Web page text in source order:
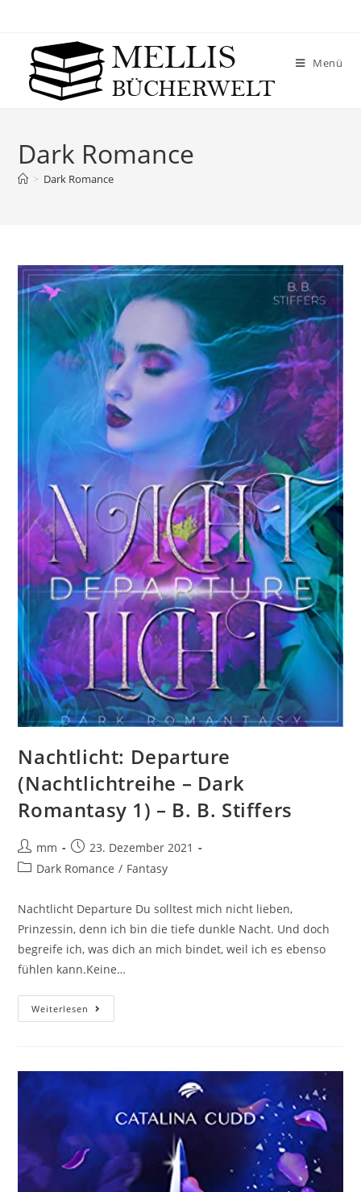
Menü
Dark Romance
> Dark Romance
Nachtlicht: Departure
(Nachtlichtreihe – Dark
Romantasy 1) – B. B. Stiffers
mm
23. Dezember 2021
Dark Romance / Fantasy
Nachtlicht Departure Du solltest mich nicht lieben,
Prinzessin, denn ich bin die tiefe dunkle Nacht. Und doch
begreife ich, was dich an mich bindet, weil ich es ebenso
fühlen kann.Keine…
Weiterlesen